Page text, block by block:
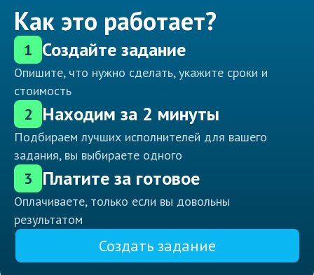
Как это работает?
1 Создайте задание
Опишите, что нужно сделать, укажите сроки и
стоимость
2 Находим за 2 минуты
Подбираем лучших исполнителей для вашего
задания, вы выбираете одного
3 Платите за готовое
Оплачиваете, только если вы довольны
результатом
Создать задание